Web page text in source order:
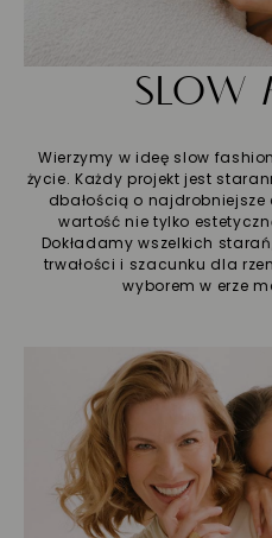
SLOW
Wierzymy w ideę slow
życie. Każdy projekt jest
dbałością o
wartość nie tylko
Dokładamy wszelkich
trwałości i szacunku dla
wyborem w erze